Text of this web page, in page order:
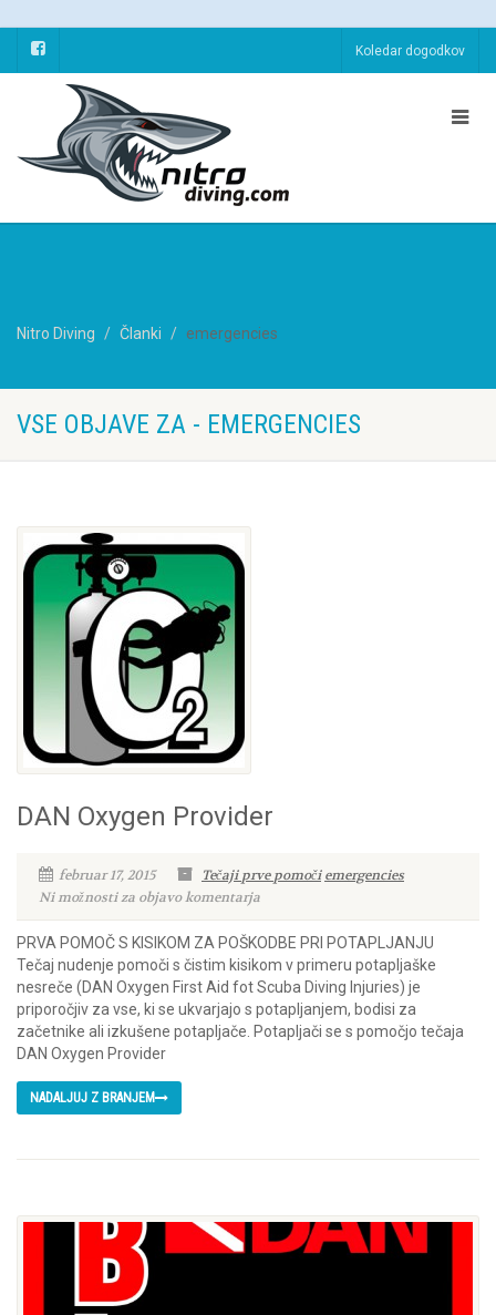
Koledar dogodkov
Nitro Diving Članki emergencies
VSE OBJAVE ZA - EMERGENCIES
DAN Oxygen Provider
februar 17, 2015 Tečaji prve pomoči emergencies
Ni možnosti za objavo komentarja
PRVA POMOČ S KISIKOM ZA POŠKODBE PRI POTAPLJANJU
Tečaj nudenje pomoči s čistim kisikom v primeru potapljaške
nesreče (DAN Oxygen First Aid fot Scuba Diving Injuries) je
priporočjiv za vse, ki se ukvarjajo s potapljanjem, bodisi za
začetnike ali izkušene potapljače. Potapljači se s pomočjo tečaja
DAN Oxygen Provider
NADALJUJ Z BRANJEM